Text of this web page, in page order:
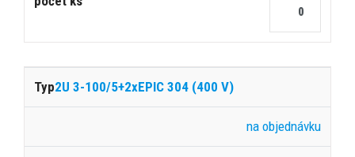
2U 3-100/5+2xEPIC 304 (400 V)
na objednávku